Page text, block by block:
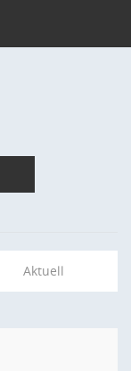
Aktuell